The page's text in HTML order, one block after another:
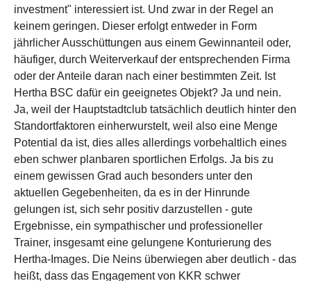
investment" interessiert ist. Und zwar in der Regel an
keinem geringen. Dieser erfolgt entweder in Form
jährlicher Ausschüttungen aus einem Gewinnanteil oder,
häufiger, durch Weiterverkauf der entsprechenden Firma
oder der Anteile daran nach einer bestimmten Zeit. Ist
Hertha BSC dafür ein geeignetes Objekt? Ja und nein.
Ja, weil der Hauptstadtclub tatsächlich deutlich hinter den
Standortfaktoren einherwurstelt, weil also eine Menge
Potential da ist, dies alles allerdings vorbehaltlich eines
eben schwer planbaren sportlichen Erfolgs. Ja bis zu
einem gewissen Grad auch besonders unter den
aktuellen Gegebenheiten, da es in der Hinrunde
gelungen ist, sich sehr positiv darzustellen - gute
Ergebnisse, ein sympathischer und professioneller
Trainer, insgesamt eine gelungene Konturierung des
Hertha-Images. Die Neins überwiegen aber deutlich - das
heißt, dass das Engagement von KKR schwer